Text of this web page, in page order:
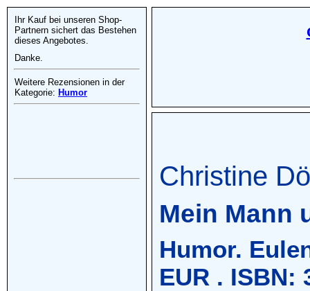
Christine
Mein Mann
Humor.
EUR . ISBN:
Ihr Kauf bei unseren Shop-
Partnern sichert das Bestehen
dieses Angebotes.
Danke.
Weitere Rezensionen in der
Kategorie: Humor